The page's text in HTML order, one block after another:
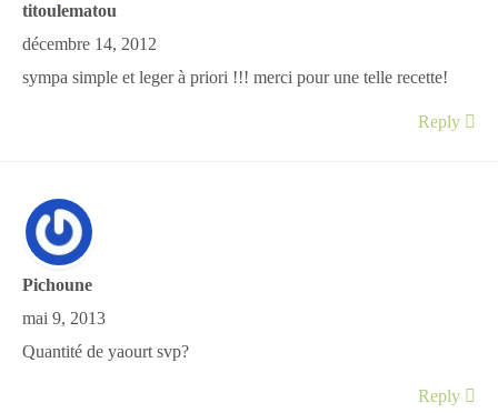
titoulematou
décembre 14, 2012
sympa simple et leger à priori !!! merci pour une telle recette!
Reply
Pichoune
mai 9, 2013
Quantité de yaourt svp?
Reply